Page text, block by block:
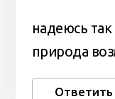
надеюсь так
природа
Ответить